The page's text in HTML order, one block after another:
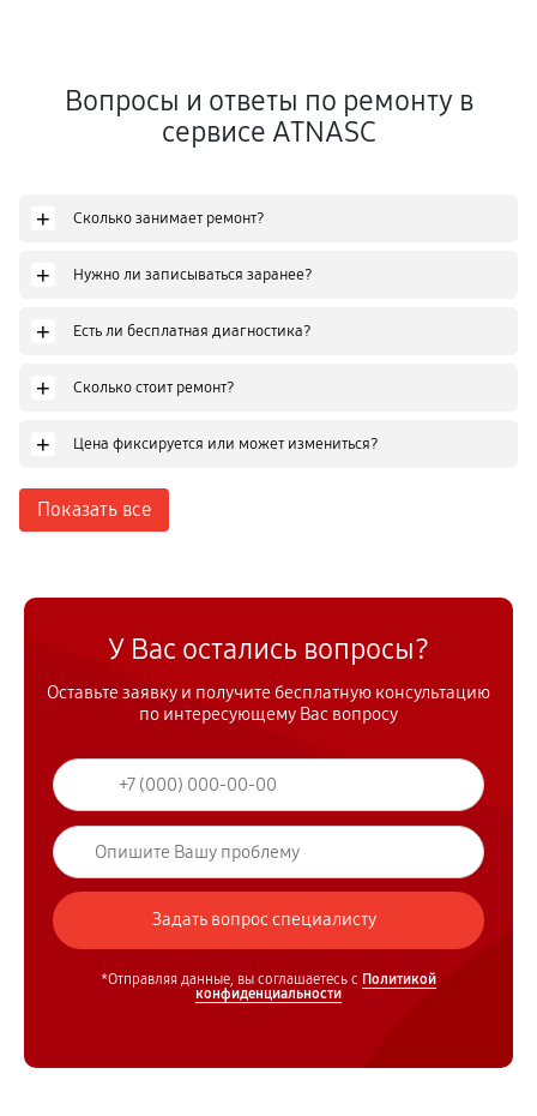
Вопросы и ответы по ремонту в
сервисе ATNASC
+ Сколько занимает ремонт?
+ Нужно ли записываться заранее?
+ Есть ли бесплатная диагностика?
+ Сколько стоит ремонт?
+ Цена фиксируется или может измениться?
Показать все
У Вас остались вопросы?
Оставьте заявку и получите бесплатную консультацию
по интересующему Вас вопросу
*Отправляя данные, вы соглашаетесь с Политикой
конфиденциальности